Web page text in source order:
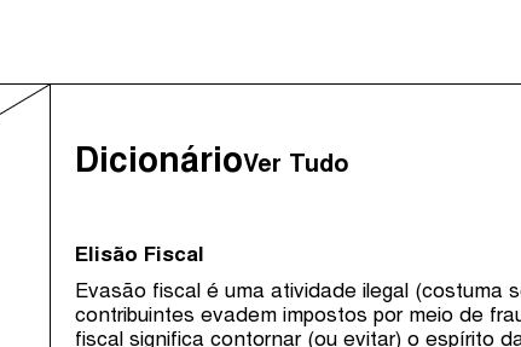
DicionárioVer Tudo
Elisão Fiscal
Evasão fiscal é uma atividade ilegal (costuma
contribuintes evadem impostos por meio de
fiscal significa contornar (ou evitar) o espírito